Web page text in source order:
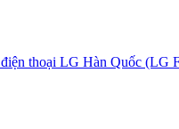
thoại LG Hàn Quốc (LG